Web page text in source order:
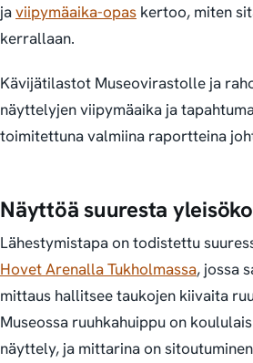
javiipymäaika-opas kertoo, miten
kerrallaan.
Kävijätilastot Museovirastolle ja
näyttelyjen viipymäaika ja
toimitettuna valmiina raportteina
Näyttöä suuresta
Lähestymistapa on todistettu
Hovet Arenalla Tukholmassa, jossa
mittaus hallitsee taukojen kiivaita
Museossa ruuhkahuippu on
näyttely, ja mittarina on